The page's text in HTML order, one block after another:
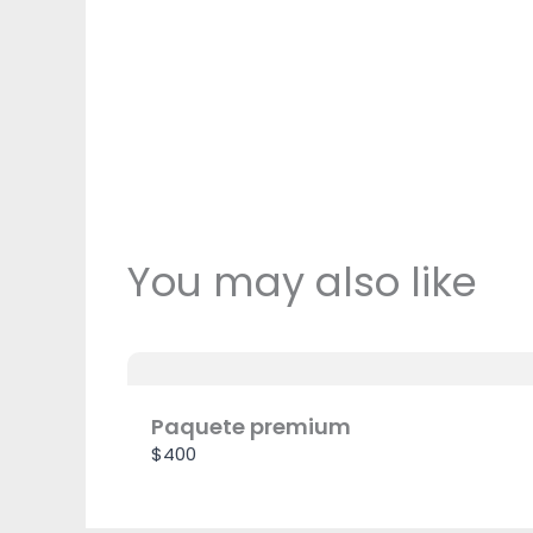
You may also like
Paquete premium
$400